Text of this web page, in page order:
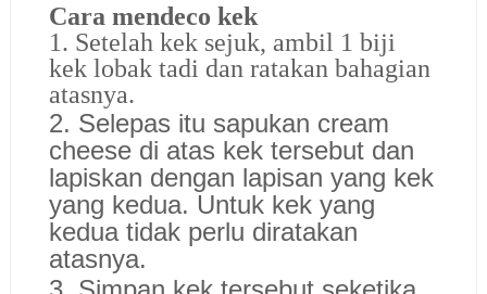
Cara mendeco kek
1. Setelah kek sejuk, ambil 1 biji
kek lobak tadi dan ratakan bahagian
atasnya.
2. Selepas itu sapukan cream
cheese di atas kek tersebut dan
lapiskan dengan lapisan yang kek
yang kedua. Untuk kek yang
kedua tidak perlu diratakan
atasnya.